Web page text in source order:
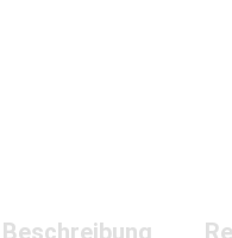
Beschreibung